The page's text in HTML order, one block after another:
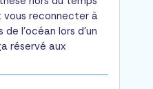
vous reconnecter à
l’océan lors d'un
réservé aux